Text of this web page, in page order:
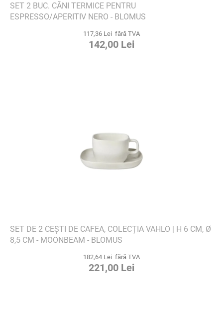
SET 2 BUC. CĂNI TERMICE PENTRU
ESPRESSO/APERITIV NERO - BLOMUS
117,36 Lei fără TVA
142,00 Lei
SET DE 2 CEȘTI DE CAFEA, COLECȚIA VAHLO | H 6 CM, Ø
8,5 CM - MOONBEAM - BLOMUS
182,64 Lei fără TVA
221,00 Lei